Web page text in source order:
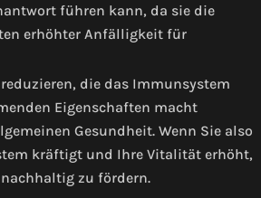
führen kann, da sie die
erhöhter Anfälligkeit für
die das Immunsystem
Eigenschaften macht
Gesundheit. Wenn Sie also
kräftigt und Ihre Vitalität erhöht,
zu fördern.